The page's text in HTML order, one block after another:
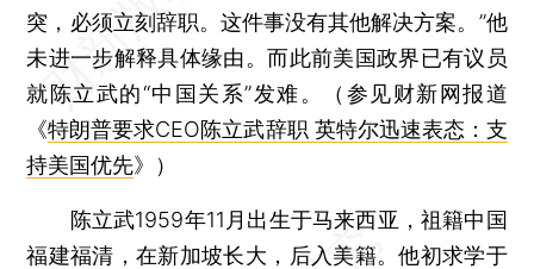
突，必须立刻辞职。这件事没有其他解决方案。”他
未进一步解释具体缘由。而此前美国政界已有议员
就陈立武的“中国关系”发难。（参见财新网报道
《特朗普要求CEO陈立武辞职 英特尔迅速表态：支
持美国优先》）
陈立武1959年11月出生于马来西亚，祖籍中国
福建福清，在新加坡长大，后入美籍。他初求学于